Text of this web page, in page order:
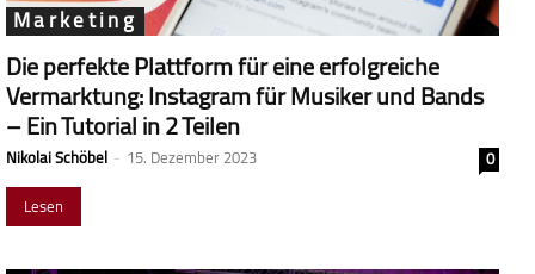
Marketing
Die perfekte Plattform für eine erfolgreiche
Vermarktung: Instagram für Musiker und Bands
– Ein Tutorial in 2 Teilen
Nikolai Schöbel - 15. Dezember 2023
0
Lesen